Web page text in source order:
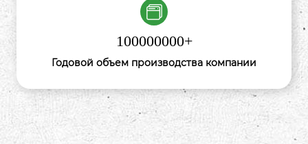
100000000+
Годовой объем производства компании